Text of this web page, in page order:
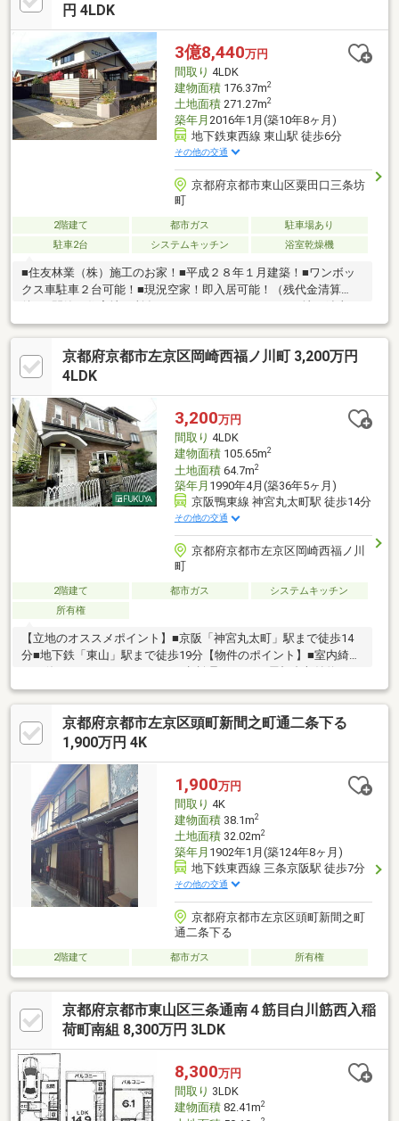
ンイレブン京都河原町二条店：約１５０ｍ 【取扱店舗】不動産
２二条スカイビル５階電話０７５－２２３－１３３３担当 小寺
（担当直通０７０－８４０８－０６３３）
円 4LDK
3億8,440万円
間取り 4LDK
建物面積176.37m2
土地面積271.27m2
築年月 2016年1月(築10年8ヶ月)
地下鉄東西線 東山駅 徒歩6分
その他の交通
京都府京都市東山区粟田口三条坊
町
2階建て 都市ガス
駐車場あり
駐車2台
システムキッチン 浴室乾燥機
■住友林業（株）施工のお家！■平成２８年１月建築！■ワンボッ
クス車駐車２台可能！■現況空家！即入居可能！（残代金清算
後）■閑静な住宅地に所在！■２ウェイアクセス！ ・地下鉄東西
線『東山』駅徒歩６分 ・京阪本線『三条』駅徒歩１４分●周辺
施設●・市立開睛小、中学校：約２１９０ｍ ・青蓮院門跡：約
２５０ｍ・スーパーフレスコプチ東山三条店：約６７０ｍ・ロー
ソン東山三条神宮道店：約２７０ｍ【取扱店舗】不動産流通株式
スカイビル５階電話０７５－２２３－１３３３担当 小寺（担当
直通０７０－８４０８－０６３３）
京都府京都市左京区岡崎西福ノ川町 3,200万円
4LDK
3,200万円
間取り 4LDK
建物面積105.65m2
土地面積64.7m2
築年月 1990年4月(築36年5ヶ月)
京阪鴨東線 神宮丸太町駅 徒歩14分
その他の交通
京都府京都市左京区岡崎西福ノ川
町
2階建て 都市ガス
システムキッチン
所有権
【立地のオススメポイント】■京阪「神宮丸太町」駅まで徒歩14
分■地下鉄「東山」駅まで徒歩19分【物件のポイント】■室内綺麗
帖ございます■原則再建築不可※まずはお気軽にご覧下さいませ！
京都府京都市左京区頭町新間之町通二条下る
1,900万円 4K
1,900万円
間取り 4K
建物面積38.1m2
土地面積32.02m2
築年月 1902年1月(築124年8ヶ月)
地下鉄東西線 三条京阪駅 徒歩7分
その他の交通
京都府京都市左京区頭町新間之町
通二条下る
2階建て 都市ガス 所有権
京都府京都市東山区三条通南４筋目白川筋西入稲
荷町南組 8,300万円 3LDK
8,300万円
間取り 3LDK
建物面積82.41m2